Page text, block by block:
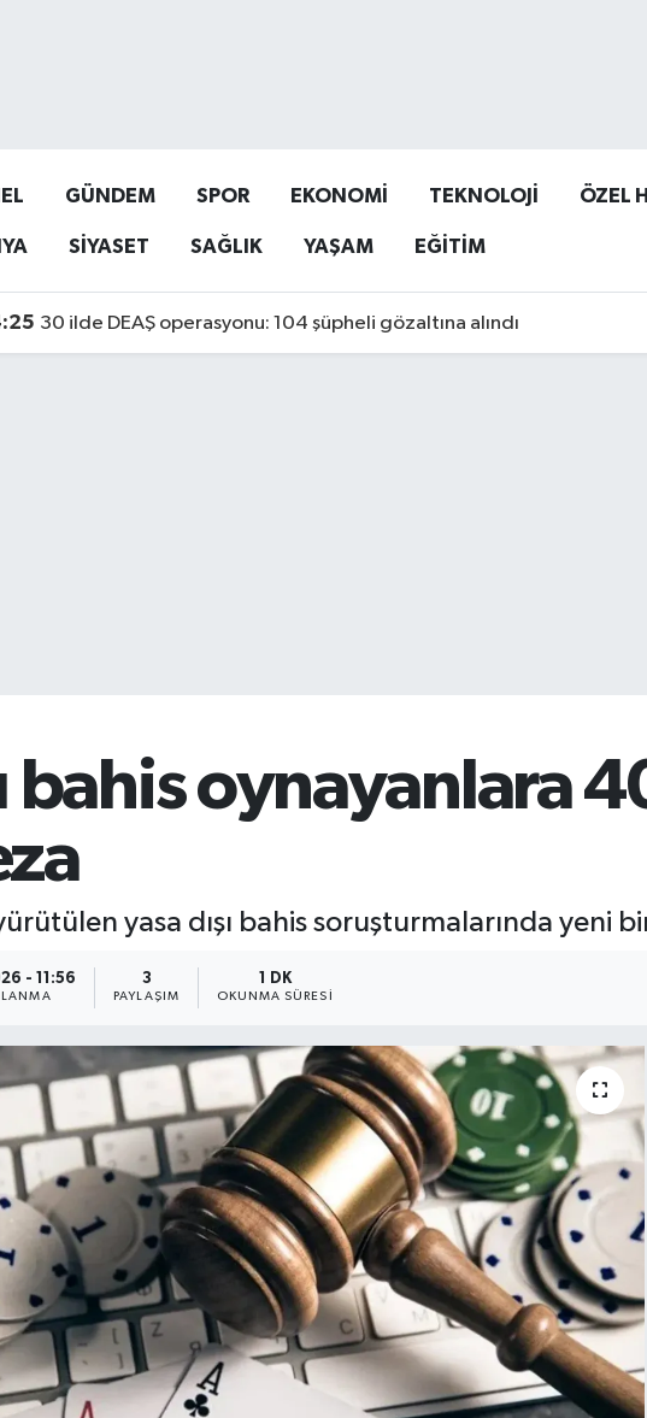
GÜNDEM SPOR EKONOMİ TEKNOLOJİ ÖZEL
SİYASET SAĞLIK YAŞAM EĞİTİM
30 ilde DEAŞ operasyonu: 104 şüpheli gözaltına alındı
bahis oynayanlara
yasa dışı bahis soruşturmalarında yeni
- 11:56 3
PAYLAŞIM
1 DK
OKUNMA SÜRESI